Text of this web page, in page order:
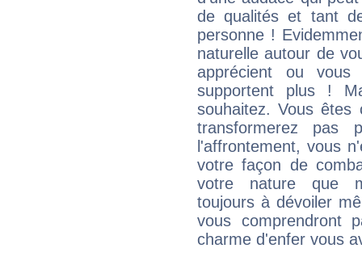
de qualités et tant
personne !
naturelle autour de
apprécient ou
supportent plus !
souhaitez. Vous
transformerez pas
l'affrontement, vous
votre façon de
votre nature que
toujours à dévoiler
vous comprendront
charme d'enfer vous